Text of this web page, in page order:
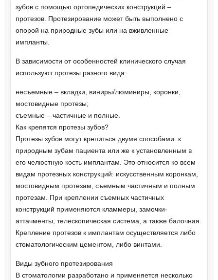
зубов с помощью ортопедических конструкций –
протезов. Протезирование может быть выполнено с
опорой на природные зубы или на вживленные
импланты.
В зависимости от особенностей клинического случая
используют протезы разного вида:
несъемные – вкладки, виниры/люминиры, коронки,
мостовидные протезы;
съемные – частичные и полные.
Как крепятся протезы зубов?
Протезы зубов могут крепиться двумя способами: к
природным зубам пациента или же к установленным в
его челюстную кость имплантам. Это относится ко всем
видам протезных конструкций: искусственным коронкам,
мостовидным протезам, съемным частичным и полным
протезам. При креплении съемных частичных
конструкций применяются кламмеры, замочки-
аттачменты, телескопическая система, а также балочная.
Крепление протезов к имплантам осуществляется либо
стоматологическим цементом, либо винтами.
Виды зубного протезирования
В стоматологии разработано и применяется несколько